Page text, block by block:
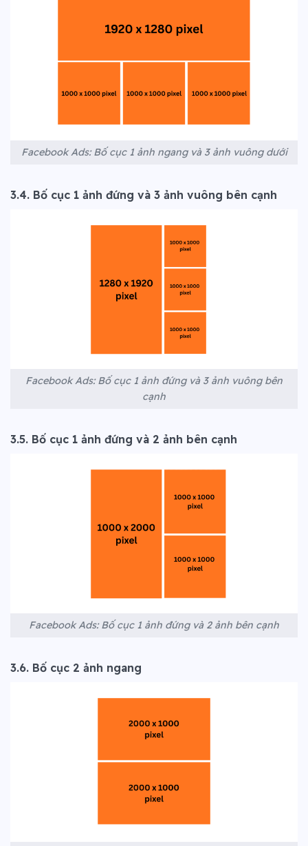
Facebook Ads: Bố cục 1 ảnh ngang và 3 ảnh vuông dưới
3.4. Bố cục 1 ảnh đứng và 3 ảnh vuông bên cạnh
Facebook Ads: Bố cục 1 ảnh đứng và 3 ảnh vuông bên
cạnh
3.5. Bố cục 1 ảnh đứng và 2 ảnh bên cạnh
Facebook Ads: Bố cục 1 ảnh đứng và 2 ảnh bên cạnh
3.6. Bố cục 2 ảnh ngang